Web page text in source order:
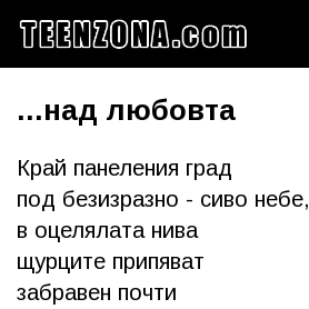
...над любовта
Край панеления град
под безизразно - сиво небе,
в оцелялата нива
щурците припяват
забравен почти